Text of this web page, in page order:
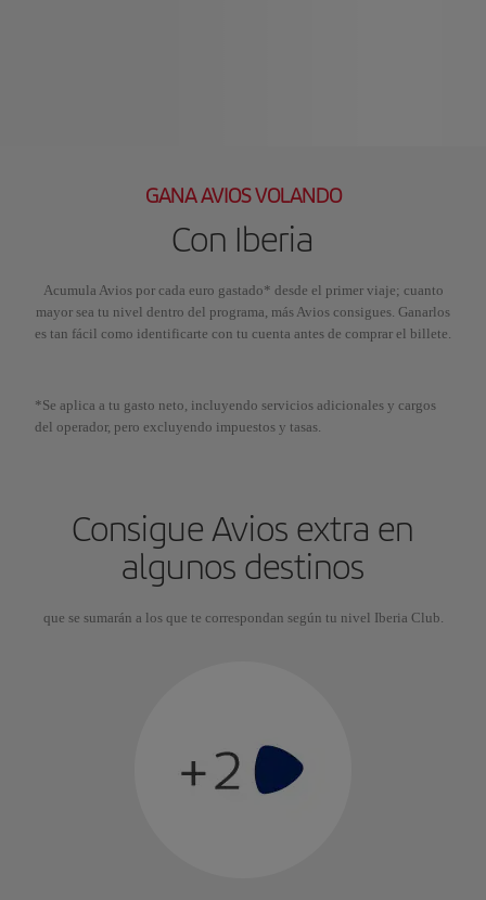
GANA AVIOS VOLANDO
Con Iberia
Acumula Avios por cada euro gastado* desde el primer viaje; cuanto
mayor sea tu nivel dentro del programa, más Avios consigues. Ganarlos
es tan fácil como identificarte con tu cuenta antes de comprar el billete.
*Se aplica a tu gasto neto, incluyendo servicios adicionales y cargos
del operador, pero excluyendo impuestos y tasas.
Consigue Avios extra en
algunos destinos
que se sumarán a los que te correspondan según tu nivel Iberia Club.